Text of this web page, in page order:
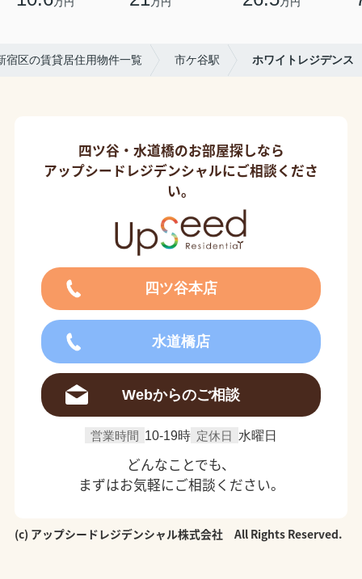
宿区の賃貸居住用物件一覧 市ケ谷駅 ホワイトレジデンス
四ツ谷・水道橋のお部屋探しなら
アップシードレジデンシャルにご相談くださ
い。
四ツ谷本店
水道橋店
Webからのご相談
営業時間 10-19時 定休日 水曜日
どんなことでも、
まずはお気軽にご相談ください。
(c) アップシードレジデンシャル株式会社 All Rights Reserved.